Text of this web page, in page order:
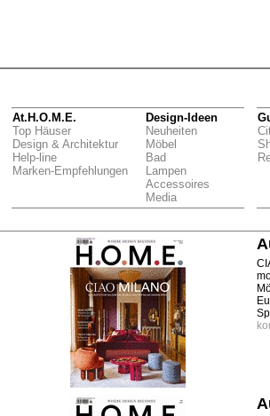
At.H.O.M.E.
Top Häuser
Design & Architektur
Help-line
Marken-Empfehlungen
Design-Ideen
Neuheiten
Möbel
Bad
Lampen
Accessoires
Media